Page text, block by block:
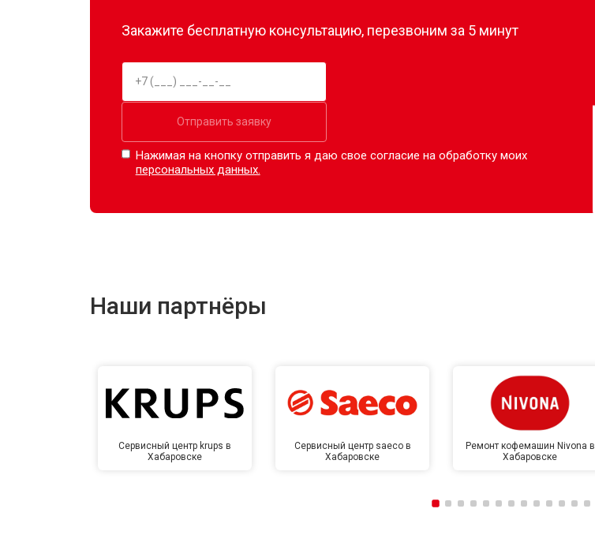
Закажите бесплатную консультацию, перезвоним за 5 минут
Отправить заявку
Нажимая на кнопку отправить я даю свое согласие на обработку моих
персональных данных.
Наши партнёры
Сервисный центр krups в
Хабаровске
Сервисный центр saeco в
Хабаровске
Ремонт кофемашин Nivona в
Хабаровске